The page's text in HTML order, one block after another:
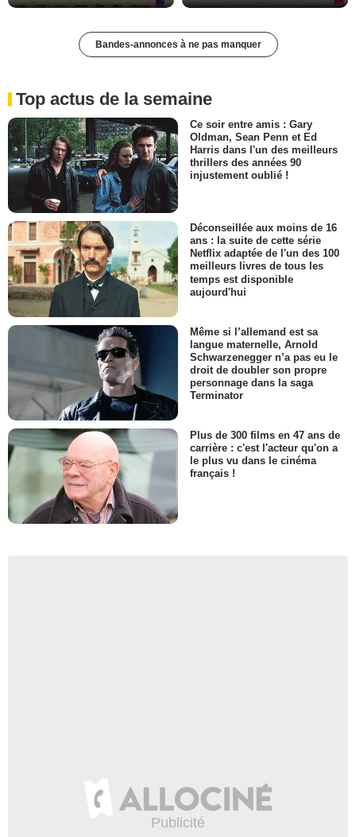
Bandes-annonces à ne pas manquer
Top actus de la semaine
Ce soir entre amis : Gary
Oldman, Sean Penn et Ed
Harris dans l'un des meilleurs
thrillers des années 90
injustement oublié !
Déconseillée aux moins de 16
ans : la suite de cette série
Netflix adaptée de l'un des 100
meilleurs livres de tous les
temps est disponible
aujourd'hui
Même si l’allemand est sa
langue maternelle, Arnold
Schwarzenegger n’a pas eu le
droit de doubler son propre
personnage dans la saga
Terminator
Plus de 300 films en 47 ans de
carrière : c'est l'acteur qu'on a
le plus vu dans le cinéma
français !